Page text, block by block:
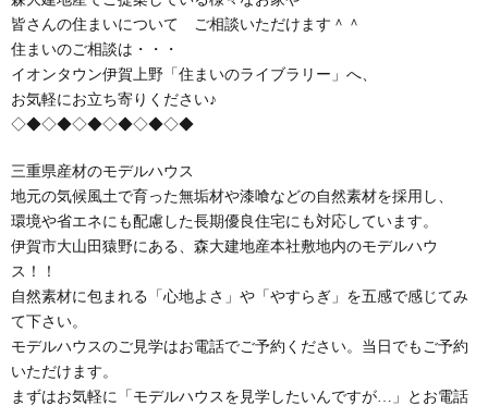
皆さんの住まいについて ご相談いただけます＾＾
住まいのご相談は・・・
イオンタウン伊賀上野「住まいのライブラリー」へ、
お気軽にお立ち寄りください♪
◇◆◇◆◇◆◇◆◇◆◇◆
三重県産材のモデルハウス
地元の気候風土で育った無垢材や漆喰などの自然素材を採用し、
環境や省エネにも配慮した長期優良住宅にも対応しています。
伊賀市大山田猿野にある、森大建地産本社敷地内のモデルハウ
ス！！
自然素材に包まれる「心地よさ」や「やすらぎ」を五感で感じてみ
て下さい。
モデルハウスのご見学はお電話でご予約ください。当日でもご予約
いただけます。
まずはお気軽に「モデルハウスを見学したいんですが…」とお電話